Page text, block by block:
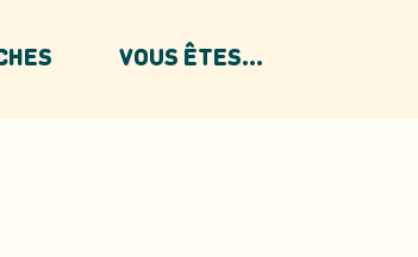
VOUS ÊTES...